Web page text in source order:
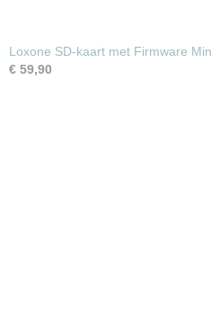
Loxone SD-kaart met Firmware
€ 59,90